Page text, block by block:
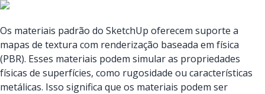
Os materiais padrão do SketchUp oferecem suporte a
mapas de textura com renderização baseada em física
(PBR). Esses materiais podem simular as propriedades
físicas de superfícies, como rugosidade ou características
metálicas. Isso significa que os materiais podem ser